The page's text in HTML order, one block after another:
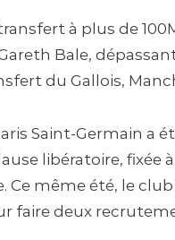
à plus de
Bale,
du Gallois,
Saint-Germain
libératoire, fixée
Ce même été, le
faire deux